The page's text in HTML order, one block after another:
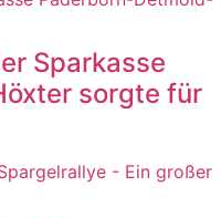
Sparkasse
sorgte für